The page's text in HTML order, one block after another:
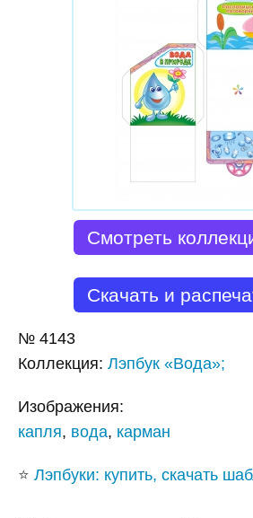
Смотреть
Скачать и
№ 4143
Коллекция: Лэпбук «Вода»;
Изображения:
капля, вода, карман
⭐ Лэпбуки: купить, скачать